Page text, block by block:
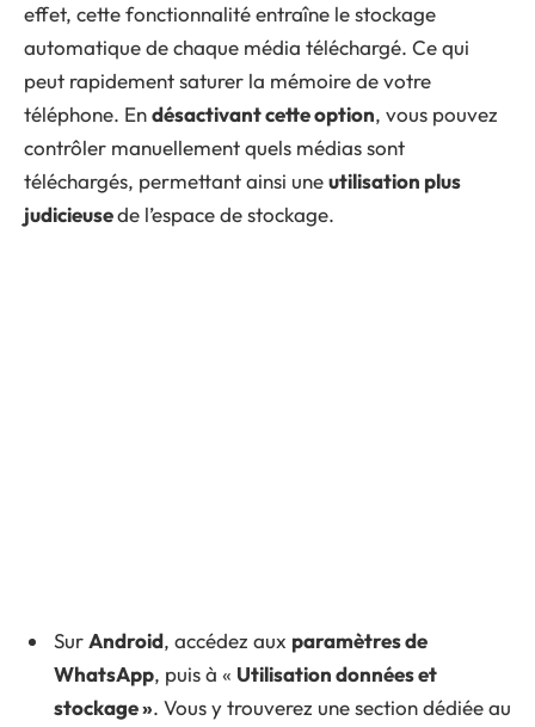
effet, cette fonctionnalité entraîne le stockage
automatique de chaque média téléchargé. Ce qui
peut rapidement saturer la mémoire de votre
téléphone. Endésactivant cette option, vous pouvez
contrôler manuellement quels médias sont
téléchargés, permettant ainsi uneutilisation plus
judicieusede l’espace de stockage.
SurAndroid, accédez aux paramètres de
WhatsApp, puis à « Utilisation données et
stockage ». Vous y trouverez une section dédiée au